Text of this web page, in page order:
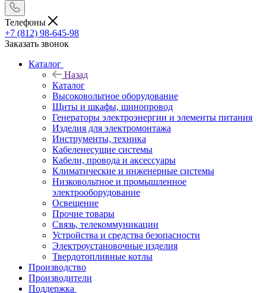
Телефоны
+7 (812) 98-645-98
Заказать звонок
Каталог
Назад
Каталог
Высоковольтное оборудование
Щиты и шкафы, шинопровод
Генераторы электроэнергии и элементы питания
Изделия для электромонтажа
Инструменты, техника
Кабеленесущие системы
Кабели, провода и аксессуары
Климатические и инженерные системы
Низковольтное и промышленное
электрооборудование
Освещение
Прочие товары
Связь, телекоммуникации
Устройства и средства безопасности
Электроустановочные изделия
Твердотопливные котлы
Производство
Производители
Поддержка